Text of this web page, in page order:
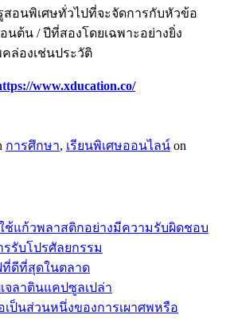
สอนพิเศษทั่วไปที่จะจัดการกับหัวข้อ
ต้น / ปีที่สองโดยเฉพาะอย่างยิ่ง
ล่องเช่นประวัติ
www.xducation.co/
การศึกษา, เรียนพิเศษออนไลน์ on
ช้แก้วพลาสติกอย่างมีความรับผิดชอบ
รับโปรศัลยกรรม
ที่ดีที่สุดในตลาด
จลาตินแคปซูลเปล่า
ป็นส่วนหนึ่งของการเผาศพหรือ